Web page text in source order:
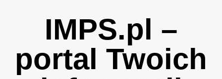
IMPS.pl –
portal Twoich